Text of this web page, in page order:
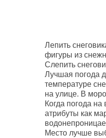
Лепить
фигуры из
Слепить
Лучшая погода
температуре
на улице. В
Когда погода
атрибуты как
Место лучше